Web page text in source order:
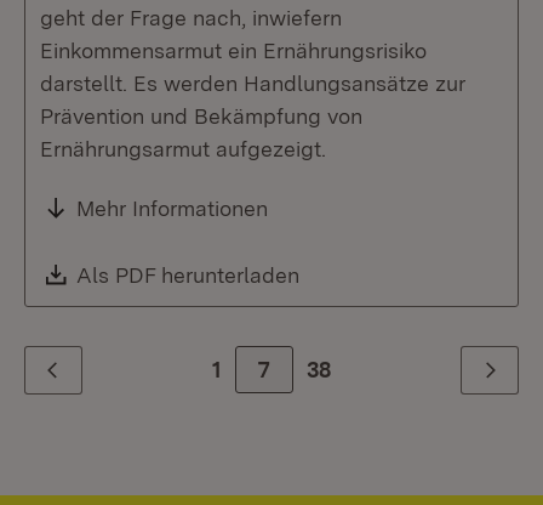
geht der Frage nach, inwiefern
Einkommensarmut ein Ernährungsrisiko
darstellt. Es werden Handlungsansätze zur
Prävention und Bekämpfung von
Ernährungsarmut aufgezeigt.
Mehr Informationen
Download:
Als PDF herunterladen
Zurück 1 Zur Seite
7 38 Weiter